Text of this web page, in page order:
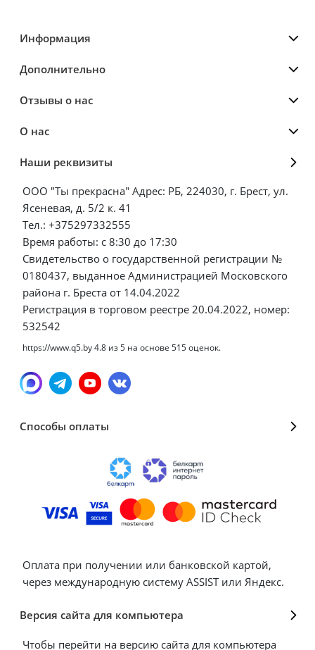
Информация
Дополнительно
Отзывы о нас
О нас
Наши реквизиты
ООО "Ты прекрасна" Адрес: РБ, 224030, г. Брест, ул.
Ясеневая, д. 5/2 к. 41
Тел.: +375297332555
Время работы: с 8:30 до 17:30
Свидетельство о государственной регистрации №
0180437, выданное Администрацией Московского
района г. Бреста от 14.04.2022
Регистрация в торговом реестре 20.04.2022, номер:
532542
https://www.q5.by4.8 из5 на основе 515оценок.
Способы оплаты
Оплата при получении или банковской картой,
через международную систему ASSIST или Яндекс.
Версия сайта для компьютера
Чтобы перейти на версию сайта для компьютера